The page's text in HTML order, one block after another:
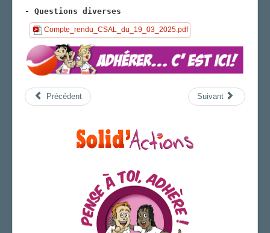
- Questions diverses
Compte_rendu_CSAL_du_19_03_2025.pdf
Précédent Suivant